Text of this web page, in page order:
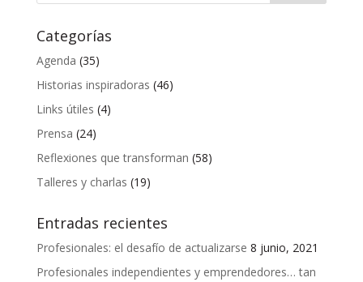
Categorías
Agenda (35)
Historias inspiradoras (46)
Links útiles (4)
Prensa (24)
Reflexiones que transforman (58)
Talleres y charlas (19)
Entradas recientes
Profesionales: el desafío de actualizarse 8 junio, 2021
Profesionales independientes y emprendedores… tan